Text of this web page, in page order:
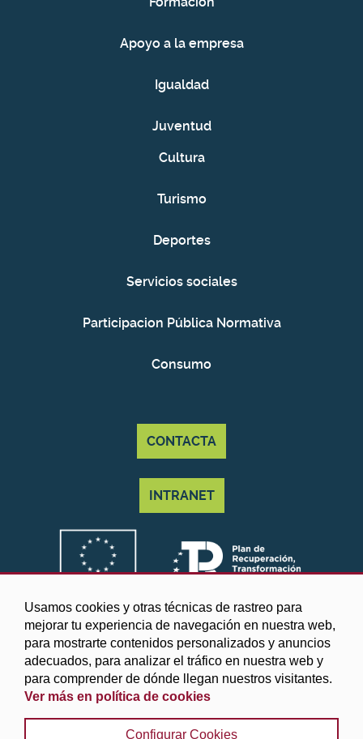
Usamos cookies y otras técnicas de rastreo para
mejorar tu experiencia de navegación en nuestra web,
para mostrarte contenidos personalizados y anuncios
adecuados, para analizar el tráfico en nuestra web y
para comprender de dónde llegan nuestros visitantes.
Ver más en política de cookies
Configurar Cookies
Apoyo a la empresa
Igualdad
Juventud
Cultura
Turismo
Deportes
Servicios sociales
Participacion Pública Normativa
Consumo
CONTACTA
INTRANET
©2025 Diputación de Granada